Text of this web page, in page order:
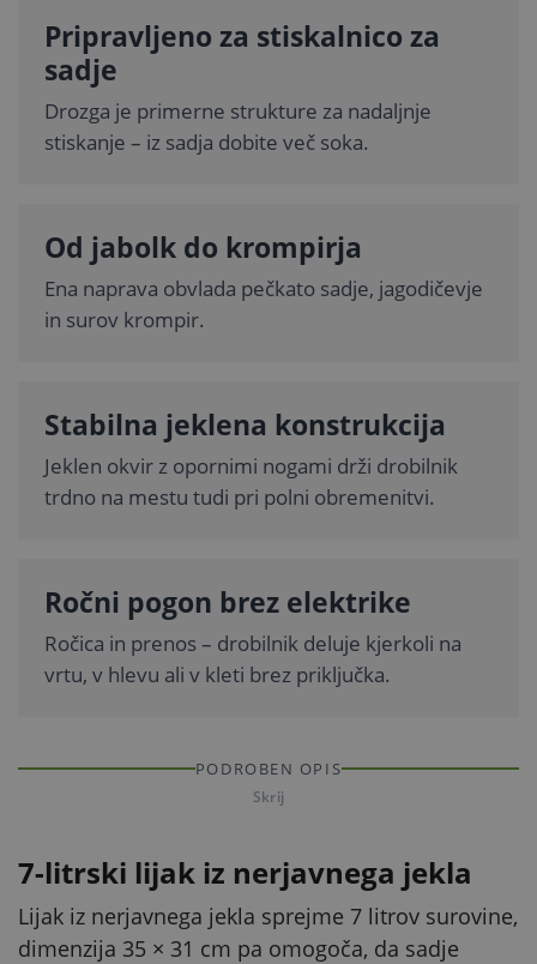
Pripravljeno za stiskalnico za
sadje
Drozga je primerne strukture za nadaljnje
stiskanje – iz sadja dobite več soka.
Od jabolk do krompirja
Ena naprava obvlada pečkato sadje, jagodičevje
in surov krompir.
Stabilna jeklena konstrukcija
Jeklen okvir z opornimi nogami drži drobilnik
trdno na mestu tudi pri polni obremenitvi.
Ročni pogon brez elektrike
Ročica in prenos – drobilnik deluje kjerkoli na
vrtu, v hlevu ali v kleti brez priključka.
PODROBEN OPIS
Skrij
7-litrski lijak iz nerjavnega jekla
Lijak iz nerjavnega jekla sprejme 7 litrov surovine,
dimenzija 35 × 31 cm pa omogoča, da sadje